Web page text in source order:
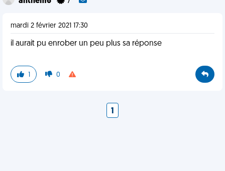
mardi 2 février 2021 17:30
il aurait pu enrober un peu plus sa réponse
1 0
1